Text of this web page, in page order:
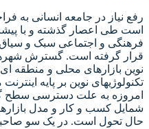
رفع نیاز در جامعه انسانی به
است طی اعصار گذشته و با
فرهنگی و اجتماعی سبک و
قرار گرفته است. گسترش
نوین بازارهای محلی و منطقه
تکنولوژیهای نوین بر پایه
امروزه به علت دسترسی سطح
شمایل کسب و کار و مدل
حال تحول است. در یک سو